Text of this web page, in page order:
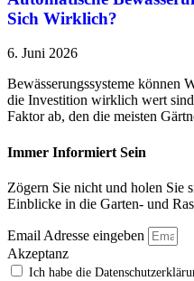
Sich Wirklich?
6. Juni 2026
Bewässerungssysteme können
die Investition wirklich wert
Faktor ab, den die meisten
Immer Informiert Sein
Zögern Sie nicht und holen Sie
Einblicke in die Garten- und
Email Adresse eingeben
Akzeptanz
Ich habe die